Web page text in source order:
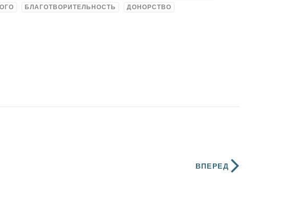
БЛАГОТВОРИТЕЛЬНОСТЬ ДОНОРСТВО
ВПЕРЕД